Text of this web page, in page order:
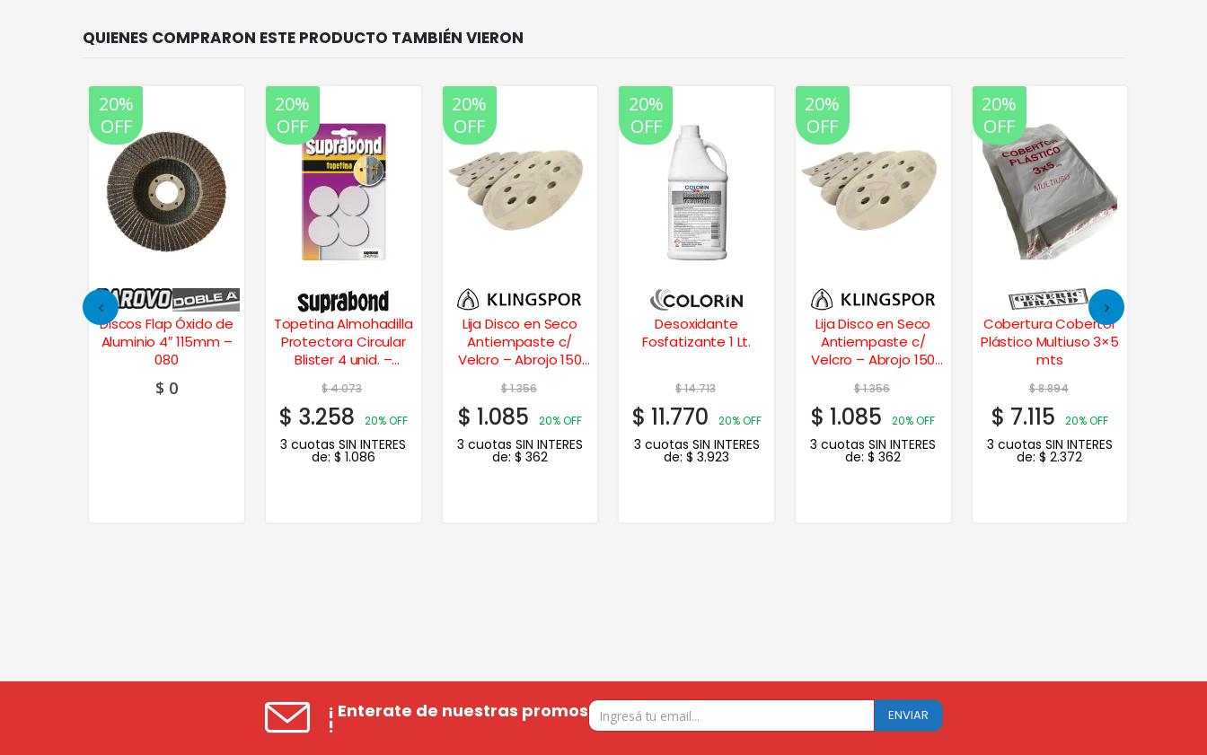
20%
OFF
Discos Flap Óxido de
Aluminio 4″ 115mm –
080
$ 0
20%
OFF
Topetina Almohadilla
Protectora Circular
Blister 4 unid. –
$4.073
$ 3.258 20% OFF
3 cuotas SIN INTERES
de: $ 1.086
20%
OFF
Lija Disco en Seco
Antiempaste c/
Velcro – Abrojo 150
$1.356
$ 1.085 20% OFF
3 cuotas SIN INTERES
de: $ 362
20%
OFF
Desoxidante
Fosfatizante 1 Lt.
$14.713
$ 11.770 20% OFF
3 cuotas SIN INTERES
de:$ 3.923
20%
OFF
Lija Disco en Seco
Antiempaste c/
Velcro – Abrojo 150
$1.356
$ 1.085 20% OFF
3 cuotas SIN INTERES
de:$ 362
20%
OFF
Cobertura Cobertor
Plástico Multiuso 3×5
mts
$8.894
$ 7.115 20% OFF
3 cuotas SIN INTERES
de:$ 2.372
¡ Enterate de nuestras promos
!